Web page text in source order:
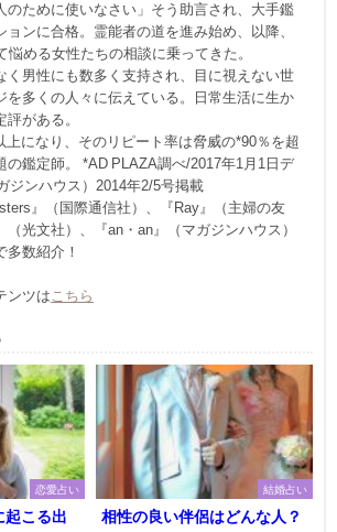
のために使いなさい」そう助言され、大手鑑
ョンに合格。霊能者の道を進み始め、以降、
悩める女性たちの相談に乗ってきた。
く男性にも数多く支持され、目に視えない世
を多くの人々に伝えている。日常生活に生か
がある。
上になり、そのリピート率は脅威の*90％を超
の鑑定師。 *AD PLAZA調べ/2017年1月1日デ
ジンハウス）2014年2/5号掲載
』（国際通信社）、『Ray』（主婦の友
光文社）、『an・an』（マガジンハウス）
多数紹介！
ンツは こちら
恋愛占い
起こる出
結婚占い
相性の良い伴侶はどんな人？